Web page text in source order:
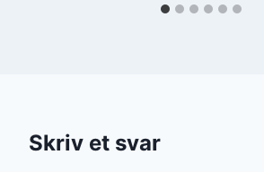
Skriv et svar